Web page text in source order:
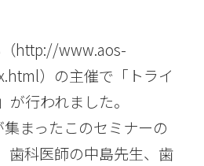
http://www.aos-
）の主催で「トライ
行われました。
まったこのセミナーの
歯科医師の中島先生、歯